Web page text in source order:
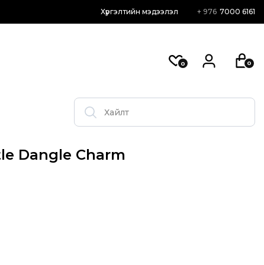
Хүргэлтийн мэдээлэл + 976 7000 6161
0 0
Dangle Charm